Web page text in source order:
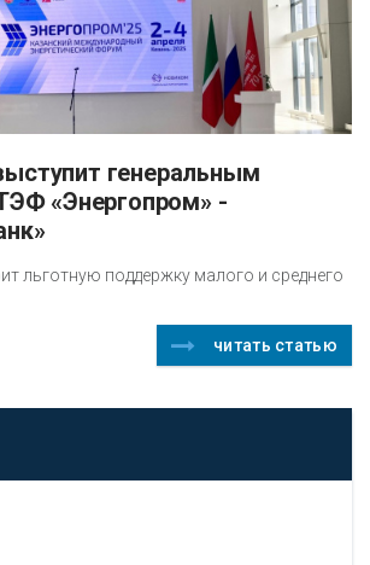
«Энергопром» -
льготную поддержку малого и среднего
читать статью